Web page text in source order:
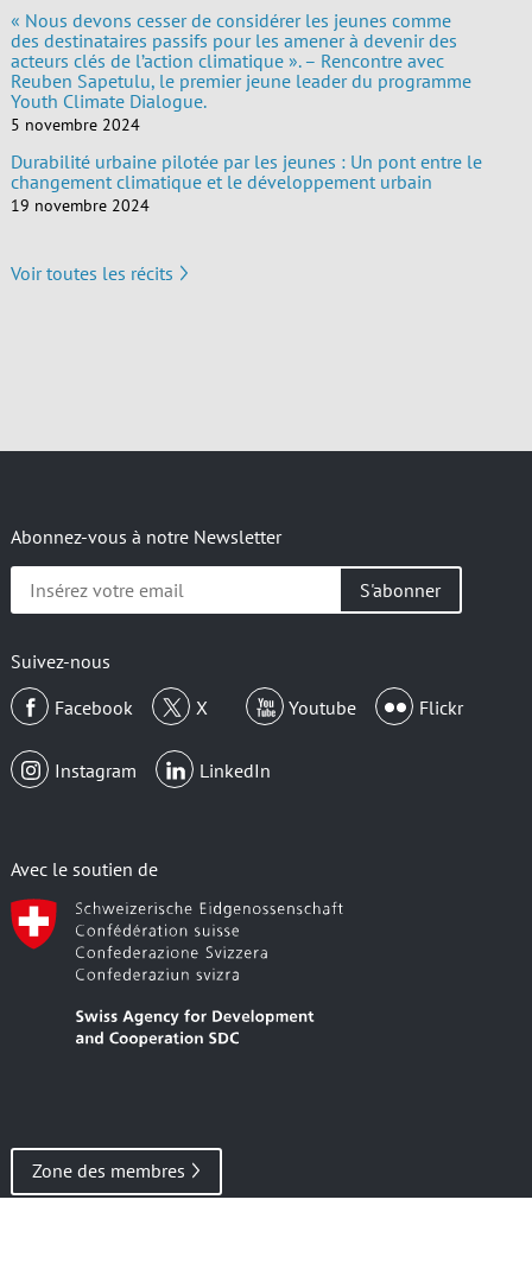
« Nous devons cesser de considérer les jeunes comme
des destinataires passifs pour les amener à devenir des
acteurs clés de l’action climatique ». – Rencontre avec
Reuben Sapetulu, le premier jeune leader du programme
Youth Climate Dialogue.
5 novembre 2024
Durabilité urbaine pilotée par les jeunes : Un pont entre le
changement climatique et le développement urbain
19 novembre 2024
Voir toutes les récits
Abonnez-vous à notre Newsletter
votre
Suivez-nous
Facebook
X Youtube Flickr
Instagram LinkedIn
Avec le soutien de
Zone des membres